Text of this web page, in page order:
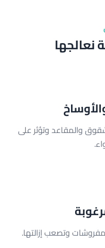
نعالجها
والمقاعد وتؤثر على
وتصعب إزالتها.